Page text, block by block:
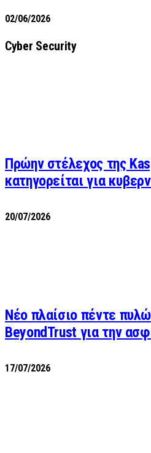
02/06/2026
Cyber Security
Πρώην στέλεχος της
κατηγορείται για
20/07/2026
Νέο πλαίσιο πέντε
BeyondTrust για την
17/07/2026